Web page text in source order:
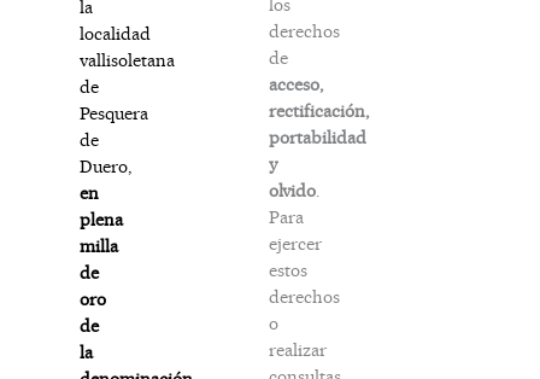
la
localidad
vallisoletana
de
Pesquera
de
Duero,
en
plena
milla
de
oro
de
la
derechos
de
acceso,
rectificación,
portabilidad
y
olvido
Para
ejercer
estos
derechos
o
realizar